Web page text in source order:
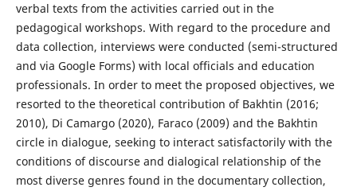
verbal texts from the activities carried out in the
pedagogical workshops. With regard to the procedure and
data collection, interviews were conducted (semi-structured
and via Google Forms) with local officials and education
professionals. In order to meet the proposed objectives, we
resorted to the theoretical contribution of Bakhtin (2016;
2010), Di Camargo (2020), Faraco (2009) and the Bakhtin
circle in dialogue, seeking to interact satisfactorily with the
conditions of discourse and dialogical relationship of the
most diverse genres found in the documentary collection,